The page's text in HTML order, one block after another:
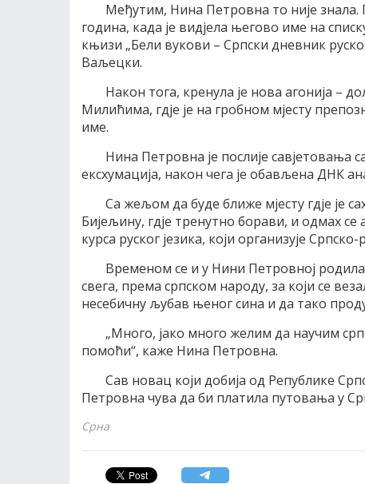
Међутим, Нина Петровна то није знала.
година, када је видјела његово име на
књизи „Бели вукови – Српски дневник
Ваљецки.
Након тога, кренула је нова агонија –
Милићима, гдје је на гробном мјесту
име.
Нина Петровна је послије
ексхумација, након чега је обављена ДНК
Са жељом да буде ближе мјесту гдје је
Бијељину, гдје тренутно борави, и одмах
курса руског језика, који организује
Временом се и у Нини Петровној
свега, према српском народу, за који се
несебичну љубав њеног сина и да тако
„Много, јако много желим да научим
помоћи“, каже Нина Петровна.
Сав новац који добија од Републике
Петровна чува да би платила путовања у
Срна